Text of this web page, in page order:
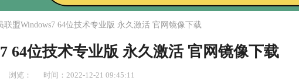
联盟Windows7 64位技术专业版 永久激活 官网镜像下载
64位技术专业版 永久激活 官网镜像下载
浏览： 时间：2022-12-21 09:45:11